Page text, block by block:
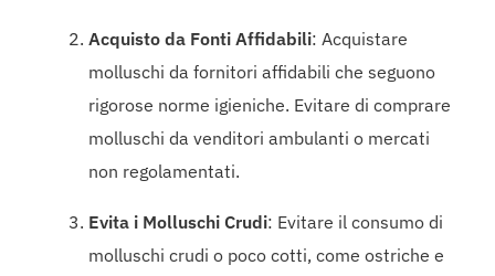
Acquisto da Fonti Affidabili: Acquistare
molluschi da fornitori affidabili che seguono
rigorose norme igieniche. Evitare di comprare
molluschi da venditori ambulanti o mercati
non regolamentati.
Evita i Molluschi Crudi: Evitare il consumo di
molluschi crudi o poco cotti, come ostriche e